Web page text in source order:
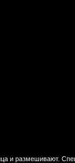
и размешивают.